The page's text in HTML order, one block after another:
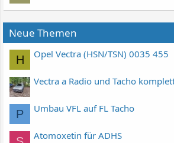
Neue Themen
H Opel Vectra (HSN/TSN) 0035 455
Vectra a Radio und Tacho
P Umbau VFL auf FL Tacho
Atomoxetin für ADHS